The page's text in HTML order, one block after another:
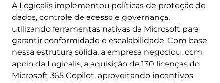
A Logicalis implementou políticas de proteção de
dados, controle de acesso e governança,
utilizando ferramentas nativas da Microsoft para
garantir conformidade e escalabilidade. Com base
nessa estrutura sólida, a empresa negociou, com
apoio da Logicalis, a aquisição de 130 licenças do
Microsoft 365 Copilot, aproveitando incentivos